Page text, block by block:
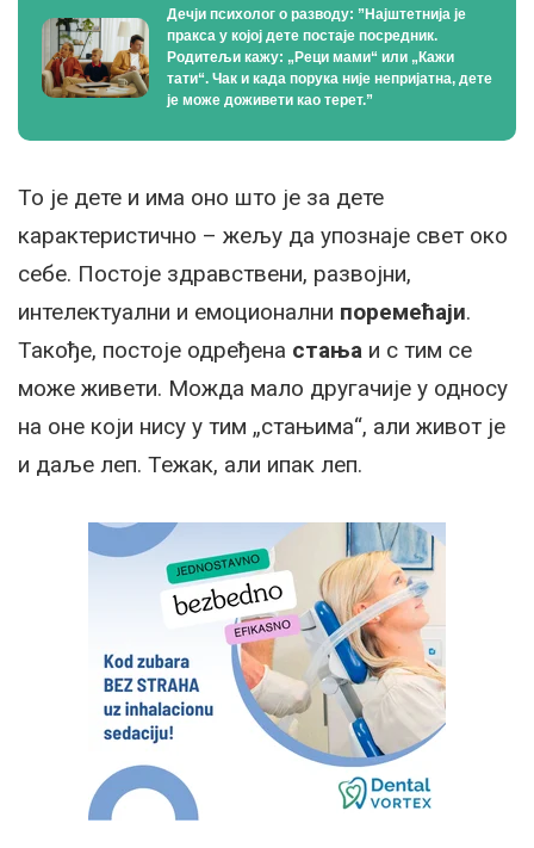
Дечји психолог о разводу: ”Најштетнија је
пракса у којој дете постаје посредник.
Родитељи кажу: „Реци мами“ или „Кажи
тати“. Чак и када порука није непријатна, дете
је може доживети као терет.”
То је дете и има оно што је за дете
карактеристично – жељу да упознаје свет око
себе. Постоје здравствени, развојни,
интелектуални и емоционални поремећаји.
Такође, постоје одређена стања и с тим се
може живети. Можда мало другачије у односу
на оне који нису у тим „стањима“, али живот је
и даље леп. Тежак, али ипак леп.